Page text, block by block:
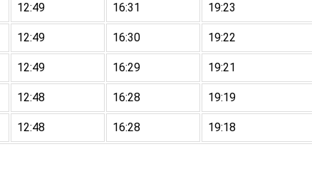
12:49 16:31 19:23
12:49 16:30 19:22
12:49 16:29 19:21
12:48 16:28 19:19
12:48 16:28 19:18